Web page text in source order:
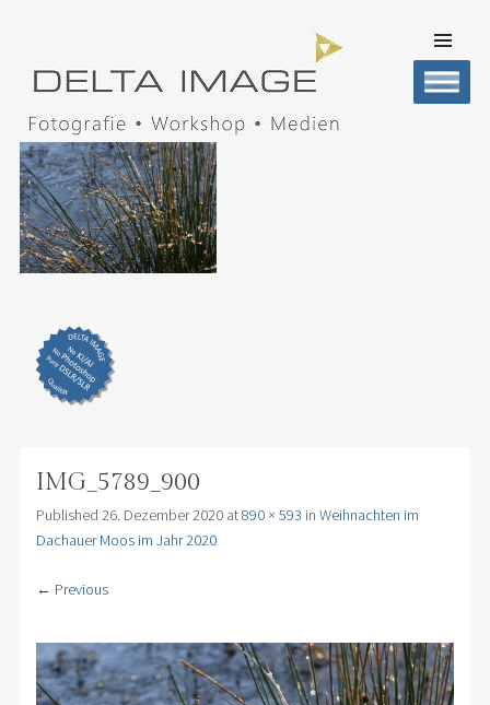
CONTENT
IMG_5789_900
Published 26. Dezember 2020at890 × 593 in Weihnachten im
Dachauer Moos im Jahr 2020
← Previous